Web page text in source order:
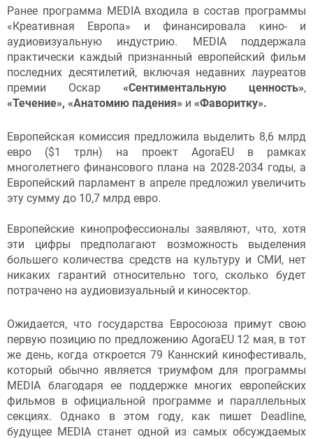
Ранее программа MEDIA входила в состав программы
«Креативная Европа» и финансировала кино- и
аудиовизуальную индустрию. MEDIA поддержала
практически каждый признанный европейский фильм
последних десятилетий, включая недавних лауреатов
премии Оскар «Сентиментальную ценность»,
«Течение», «Анатомию падения» и «Фаворитку».
Европейская комиссия предложила выделить 8,6 млрд
евро ($1 трлн) на проект AgoraEU в рамках
многолетнего финансового плана на 2028-2034 годы, а
Европейский парламент в апреле предложил увеличить
эту сумму до 10,7 млрд евро.
Европейские кинопрофессионалы заявляют, что, хотя
эти цифры предполагают возможность выделения
большего количества средств на культуру и СМИ, нет
никаких гарантий относительно того, сколько будет
потрачено на аудиовизуальный и киносектор.
Ожидается, что государства Евросоюза примут свою
первую позицию по предложению AgoraEU 12 мая, в тот
же день, когда откроется 79 Каннский кинофестиваль,
который обычно является триумфом для программы
MEDIA благодаря ее поддержке многих европейских
фильмов в официальной программе и параллельных
секциях. Однако в этом году, как пишет Deadline,
будущее MEDIA станет одной из самых обсуждаемых